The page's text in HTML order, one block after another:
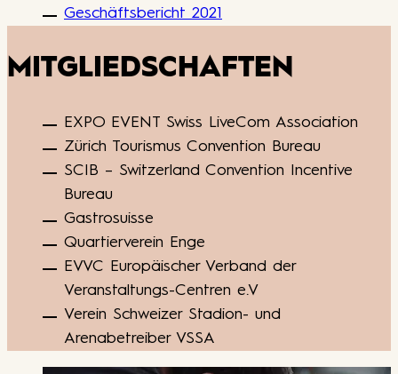
Geschäftsbericht 2021
MITGLIEDSCHAFTEN
EXPO EVENT Swiss LiveCom Association
Zürich Tourismus Convention Bureau
SCIB – Switzerland Convention Incentive
Bureau
Gastrosuisse
Quartierverein Enge
EVVC Europäischer Verband der
Veranstaltungs-Centren e.V
Verein Schweizer Stadion- und
Arenabetreiber VSSA